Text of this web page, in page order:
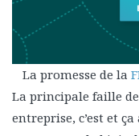
La promesse de la
La principale faille
entreprise, c’est et